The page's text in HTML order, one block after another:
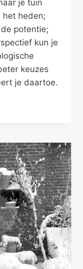
je tuin
het heden;
potentie;
kun je
keuzes
je daartoe.